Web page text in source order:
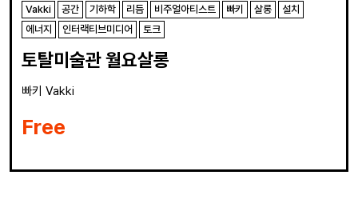
Vakki 공간 기하학 리듬 비주얼아티스트 빠키 살롱
설치
에너지
인터랙티브미디어 토크
토탈미술관 월요살롱
빠키 Vakki
Free